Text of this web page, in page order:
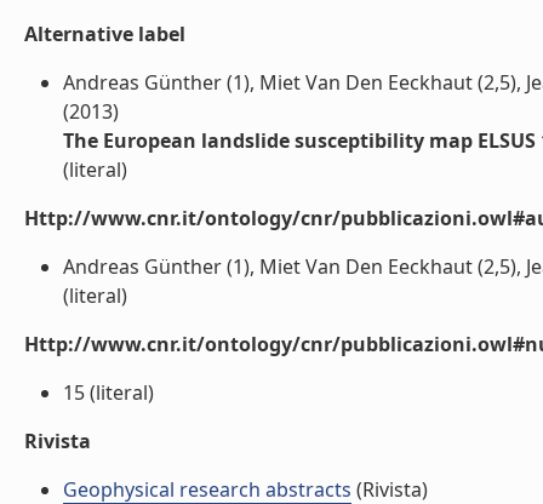
Alternative label
Andreas Günther (1), Miet Van Den Eeckhaut (2,5),
(2013)
The European landslide susceptibility map ELSUS
(literal)
Http://www.cnr.it/ontology/cnr/
Andreas Günther (1), Miet Van Den Eeckhaut (2,5),
(literal)
Http://www.cnr.it/ontology/cnr/
15 (literal)
Rivista
Geophysical research abstracts (Rivista)